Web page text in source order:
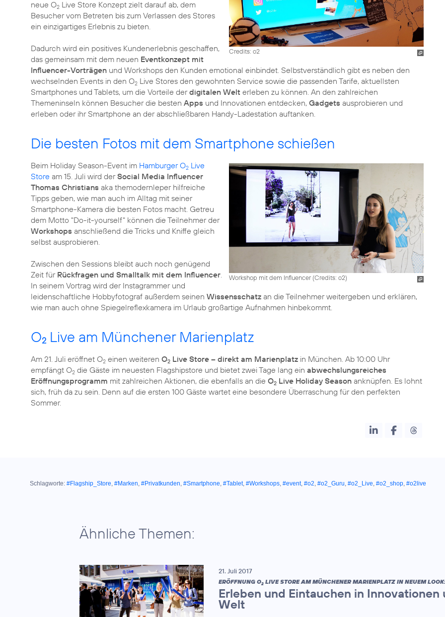
Credits: o2
neue O2 Live Store Konzept zielt darauf ab, dem
Besucher vom Betreten bis zum Verlassen des Stores
ein einzigartiges Erlebnis zu bieten.
Dadurch wird ein positives Kundenerlebnis geschaffen,
das gemeinsam mit dem neuen Eventkonzept mit
Influencer-Vorträgen und Workshops den Kunden emotional einbindet. Selbstverständlich gibt es neben den
wechselnden Events in den O2 Live Stores den gewohnten Service sowie die passenden Tarife, aktuellsten
Smartphones und Tablets, um die Vorteile derdigitalen Welt erleben zu können. An den zahlreichen
Themeninseln können Besucher die besten Apps und Innovationen entdecken, Gadgets ausprobieren und
erleben oder ihr Smartphone an der abschließbaren Handy-Ladestation auftanken.
Die besten Fotos mit dem Smartphone schießen
Workshop mit dem Influencer (Credits: o2)
Beim Holiday Season-Event im Hamburger O2 Live
Store am 15. Juli wird derSocial Media Influencer
Thomas Christians aka themodernleper hilfreiche
Tipps geben, wie man auch im Alltag mit seiner
Smartphone-Kamera die besten Fotos macht. Getreu
dem Motto "Do-it-yourself" können die Teilnehmer der
Workshops anschließend die Tricks und Kniffe gleich
selbst ausprobieren.
Zwischen den Sessions bleibt auch noch genügend
Zeit für Rückfragen und Smalltalk mit dem Influencer.
In seinem Vortrag wird der Instagrammer und
leidenschaftliche Hobbyfotograf außerdem seinen Wissensschatz an die Teilnehmer weitergeben und erklären,
wie man auch ohne Spiegelreflexkamera im Urlaub großartige Aufnahmen hinbekommt.
O2 Live am Münchener Marienplatz
Am 21. Juli eröffnet O2 einen weiteren O2 Live Store – direkt am Marienplatz in München. Ab 10:00 Uhr
empfängt O2 die Gäste im neuesten Flagshipstore und bietet zwei Tage lang ein abwechslungsreiches
Eröffnungsprogramm mit zahlreichen Aktionen, die ebenfalls an die O2 Live Holiday Season anknüpfen. Es lohnt
sich, früh da zu sein. Denn auf die ersten 100 Gäste wartet eine besondere Überraschung für den perfekten
Sommer.
Schlagworte: #Flagship_Store, #Marken, #Privatkunden, #Smartphone, #Tablet, #Workshops, #event, #o2, #o2_Guru, #o2_Live, #o2_shop, #o2live
Ähnliche Themen:
21. Juli 2017
ERÖFFNUNG O2 LIVE STORE AM MÜNCHENER MARIENPLATZ IN NEUEM
Erleben und Eintauchen in
Welt